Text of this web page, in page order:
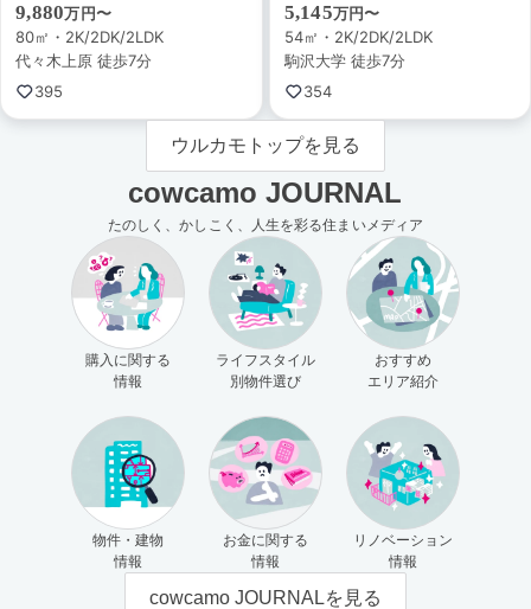
9,880万円〜
80㎡・2K/2DK/2LDK
代々木上原 徒歩7分
395
5,145万円〜
54㎡・2K/2DK/2LDK
駒沢大学 徒歩7分
354
ウルカモトップを見る
cowcamo JOURNAL
たのしく、かしこく、人生を彩る住まいメディア
購入に関する
情報
ライフスタイル
別物件選び
おすすめ
エリア紹介
物件・建物
情報
お金に関する
情報
リノベーション
情報
cowcamo JOURNALを見る